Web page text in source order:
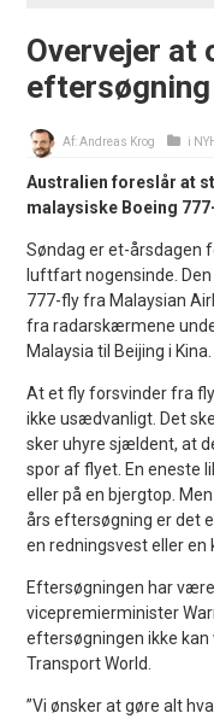
Overvejer at
eftersøgning
Af:Andreas Krog i
Australien foreslår at
malaysiske Boeing
Søndag er et-årsdagen
luftfart nogensinde.
777-fly fra Malaysian
fra radarskærmene
Malaysia til Beijing i Kina.
At et fly forsvinder fra
ikke usædvanligt. Det
sker uhyre sjældent, at
spor af flyet. En eneste
eller på en bjergtop.
års eftersøgning er det
en redningsvest eller en
Eftersøgningen har
vicepremierminister
eftersøgningen ikke kan
Transport World.
”Vi ønsker at gøre alt